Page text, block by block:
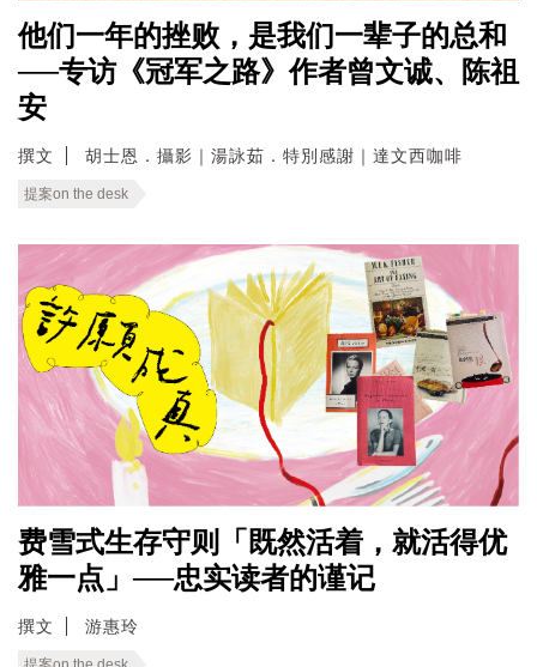
他们一年的挫败，是我们一辈子的总和
──专访《冠军之路》作者曾文诚、陈祖
安
撰文 胡士恩．攝影｜湯詠茹．特別感謝｜達文西咖啡
提案on the desk
费雪式生存守则「既然活着，就活得优
雅一点」──忠实读者的谨记
撰文 游惠玲